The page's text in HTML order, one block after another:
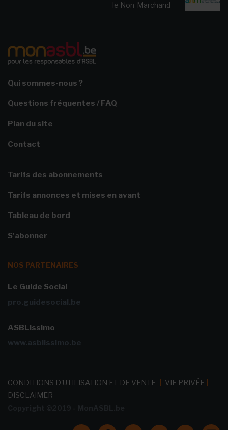
le Non-Marchand
Qui sommes-nous ?
Questions fréquentes / FAQ
Plan du site
Contact
Tarifs des abonnements
Tarifs annonces et mises en avant
Tableau de bord
S'abonner
NOS PARTENAIRES
Le Guide Social
pro.guidesocial.be
ASBLissimo
www.asblissimo.be
CONDITIONS D'UTILISATION ET DE VENTE VIE PRIVÉE
DISCLAIMER